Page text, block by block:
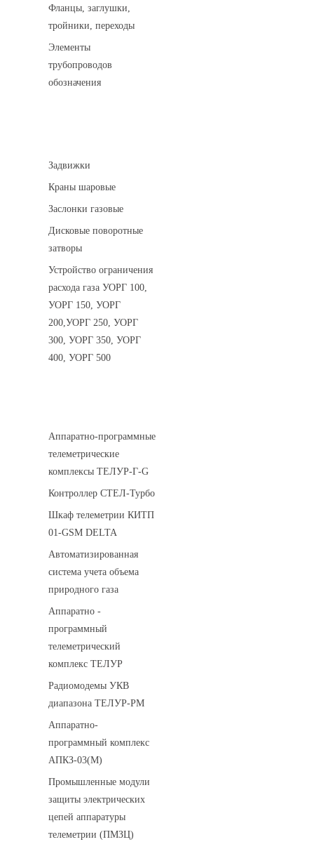
Фланцы, заглушки,
тройники, переходы
Элементы
трубопроводов
обозначения
Задвижки
Краны шаровые
Заслонки газовые
Дисковые поворотные
затворы
Устройство ограничения
расхода газа УОРГ 100,
УОРГ 150, УОРГ
200,УОРГ 250, УОРГ
300, УОРГ 350, УОРГ
400, УОРГ 500
Аппаратно-программные
телеметрические
комплексы ТЕЛУР-Г-G
Контроллер СТЕЛ-Турбо
Шкаф телеметрии КИТП
01-GSM DELTA
Автоматизированная
система учета объема
природного газа
Аппаратно -
программный
телеметрический
комплекс ТЕЛУР
Радиомодемы УКВ
диапазона ТЕЛУР-РМ
Аппаратно-
программный комплекс
АПКЗ-03(М)
Промышленные модули
защиты электрических
цепей аппаратуры
телеметрии (ПМЗЦ)